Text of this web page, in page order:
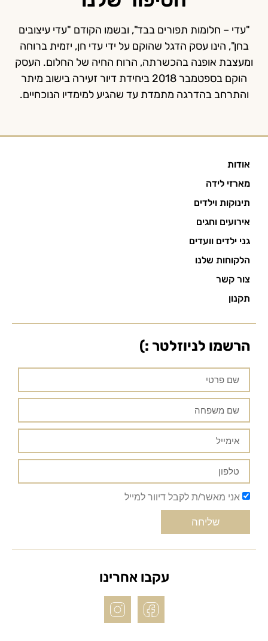
"עדי – חלומות תפורים בבד", ובשמו הקודם "עדי עיצובים
בחן", הינו עסק הדגל שהוקם על ידי עדי חן, יזמית ברוחה
ומעצבת אופנה בהכשרתה, הרוח החיה של החלום. העסק
הוקם בספטמבר 2018 ביחידת דיור זעירה בישוב מיתר
והתרחב בהדרגה מתמדת עד שהגיע למימדיו הנוכחיים.
אודות
מארזי לידה
תינוקות וילדים
אירועים וחגים
גני ילדים וועדים
הלקוחות שלנו
צור קשר
תקנון
הרשמו לניוזלטר :)
אני מאשר/ת לקבל דיוור למייל
שליחה
עקבו אחרינו